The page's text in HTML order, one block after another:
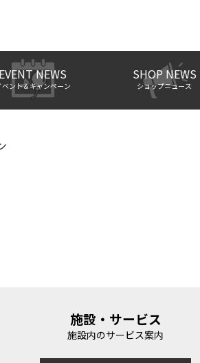
EVENT NEWS
ベント＆キャンペーン
SHOP NEWS
ショップニュース
施設・サービス
施設内のサービス案内